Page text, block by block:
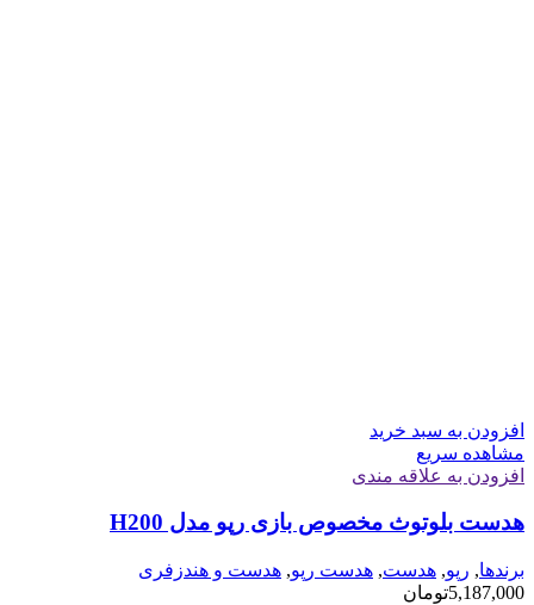
افزودن به سبد خرید
مشاهده سریع
افزودن به علاقه مندی
هدست بلوتوث مخصوص بازی رپو مدل H200
برندها, رپو, هدست, هدست رپو, هدست و هندزفری
5,187,000تومان